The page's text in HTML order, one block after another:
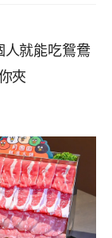
人就能吃鴛鴦
夾